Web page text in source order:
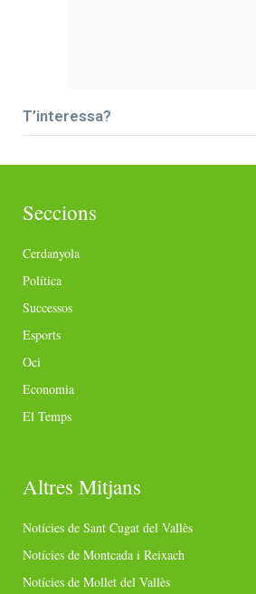
T’interessa?
Seccions
Cerdanyola
Política
Successos
Esports
Oci
Economia
El Temps
Altres Mitjans
Notícies de Sant Cugat del Vallès
Notícies de Montcada i Reixach
Notícies de Mollet del Vallès